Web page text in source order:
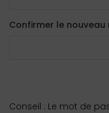
Confirmer le
Conseil : Le mot de